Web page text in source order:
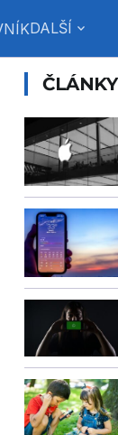
DALŠÍ expand_more
ČLÁNKY